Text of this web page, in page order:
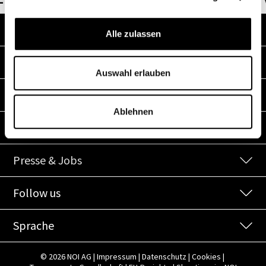
Alle zulassen
Auswahl erlauben
Ablehnen
Kontakt
Links
Schnelleinstiege
Presse & Jobs
Follow us
Sprache
© 2026 NOI AG | Impressum | Datenschutz| Cookies |